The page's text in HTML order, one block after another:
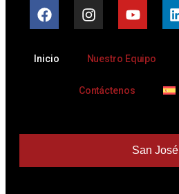
Inicio Nuestro Equipo
Contáctenos
San José